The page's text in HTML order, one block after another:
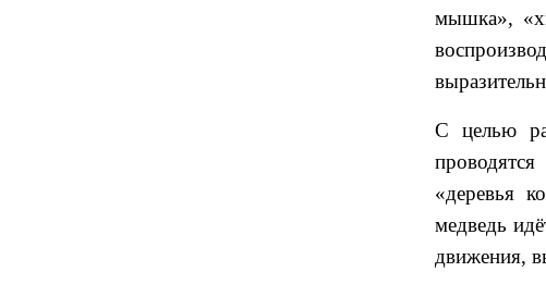
мышка»,
С целью
«деревья
медведь
движения,